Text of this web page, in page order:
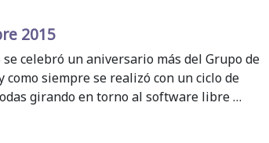
2015
celebró un aniversario más del Grupo de
como siempre se realizó con un ciclo de
girando en torno al software libre …